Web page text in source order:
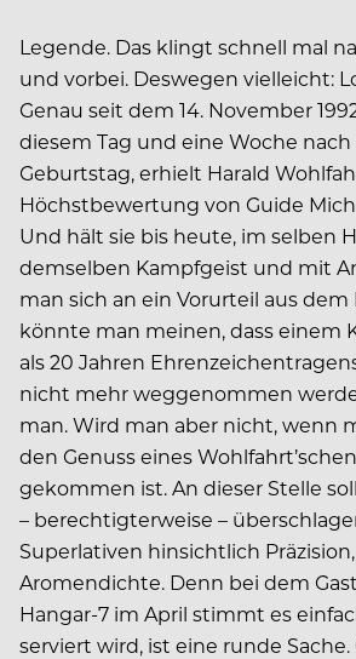
Legende. Das klingt schnell mal
und vorbei. Deswegen vielleicht:
Genau seit dem 14. November
diesem Tag und eine Woche nach
Geburtstag, erhielt Harald
Höchstbewertung von Guide
Und hält sie bis heute, im selben
demselben Kampfgeist und mit
man sich an ein Vorurteil aus dem
könnte man meinen, dass einem
als 20 Jahren
nicht mehr weggenommen
man. Wird man aber nicht, wenn
den Genuss eines
gekommen ist. An dieser Stelle
– berechtigterweise –
Superlativen hinsichtlich
Aromendichte. Denn bei dem
Hangar-7 im April stimmt es
serviert wird, ist eine runde Sache.